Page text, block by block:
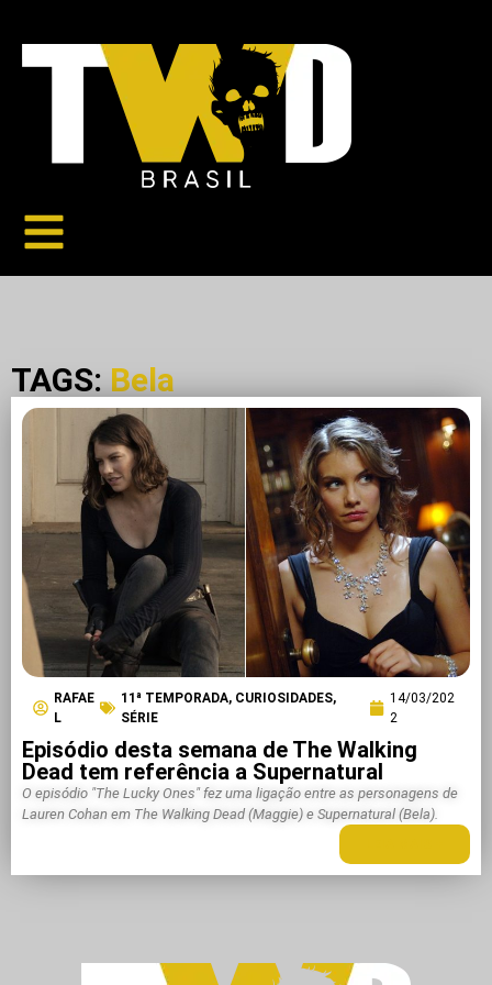
TAGS: Bela
RAFAE
L
11ª TEMPORADA, CURIOSIDADES,
SÉRIE
14/03/202
2
Episódio desta semana de The Walking
Dead tem referência a Supernatural
O episódio "The Lucky Ones" fez uma ligação entre as personagens de
Lauren Cohan em The Walking Dead (Maggie) e Supernatural (Bela).